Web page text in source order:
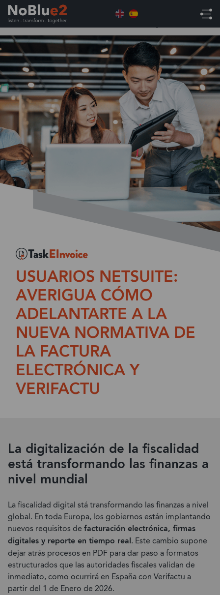
Home ERP
Usuarios NetSuite: Adelántate a la
nueva normativa de la factura electrónica y Verifactu
USUARIOS NETSUITE:
AVERIGUA CÓMO
ADELANTARTE A LA
NUEVA NORMATIVA DE
LA FACTURA
ELECTRÓNICA Y
VERIFACTU
La digitalización de la fiscalidad
está transformando las finanzas a
nivel mundial
La fiscalidad digital stá transformando las finanzas a nivel
global. En toda Europa, los gobiernos están implantando
nuevos requisitos de facturación electrónica, firmas
digitales y reporte en tiempo real. Este cambio supone
dejar atrás procesos en PDF para dar paso a formatos
estructurados que las autoridades fiscales validan de
inmediato, como ocurrirá en España con Verifactu a
partir del 1 de Enero de 2026.